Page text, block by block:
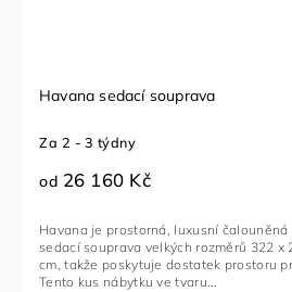
20 510 Kč
Sedací souprava FABIO je ideální
nadstandardní komfort. Toto
nábytkové řešení je vyrobeno...